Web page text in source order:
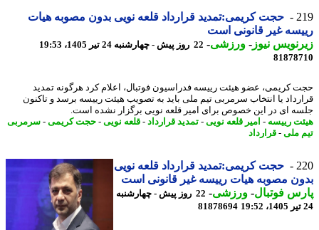
حجت کریمی:تمدید قرارداد قلعه نویی بدون مصوبه هیات
غیر قانونی است
نیوز-ورزشی-22 روز پیش - چهارشنبه 24 تیر 1405، 19:53
کریمی، عضو هیئت رییسه فدراسیون فوتبال، اعلام کرد هرگونه تمدید
یا انتخاب سرمربی تیم ملی باید به تصویب هیئت رییسه برسد و تاکنون
ای در این خصوص برای امیر قلعه نویی برگزار نشده است.
رییسه-امیر قلعه نویی-تمدید قرارداد -قلعه نویی-حجت کریمی -سرمربی
ملی -قرارداد
حجت کریمی:تمدید قرارداد قلعه نویی
مصوبه هیات رییسه غیر قانونی است
فوتبال-ورزشی-
22 روز پیش - چهارشنبه
81878694